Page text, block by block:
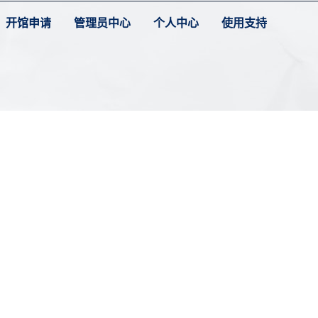
开馆申请 管理员中心 个人中心 使用支持